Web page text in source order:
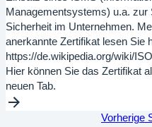
Managementsystems) u.a. zur
Sicherheit im Unternehmen.
anerkannte Zertifikat lesen Sie
https://de.wikipedia.org/wiki/
Hier können Sie das Zertifikat
neuen Tab.
Vorherige